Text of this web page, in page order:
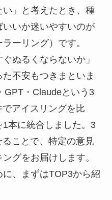
」と考えたとき、種
いか迷いやすいのが
ーリング）です。
ぬるくならないか」
た不安もつきまといま
GPT・Claudeという3
アイスリングを比
本に統合しました。3
ことで、特定の意見
グをお届けします。
、まずはTOP3から紹